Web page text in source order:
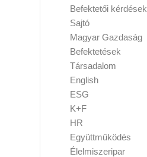
Befektetői kérdések
Sajtó
Magyar Gazdaság
Befektetések
Társadalom
English
ESG
K+F
HR
Együttműködés
Élelmiszeripar